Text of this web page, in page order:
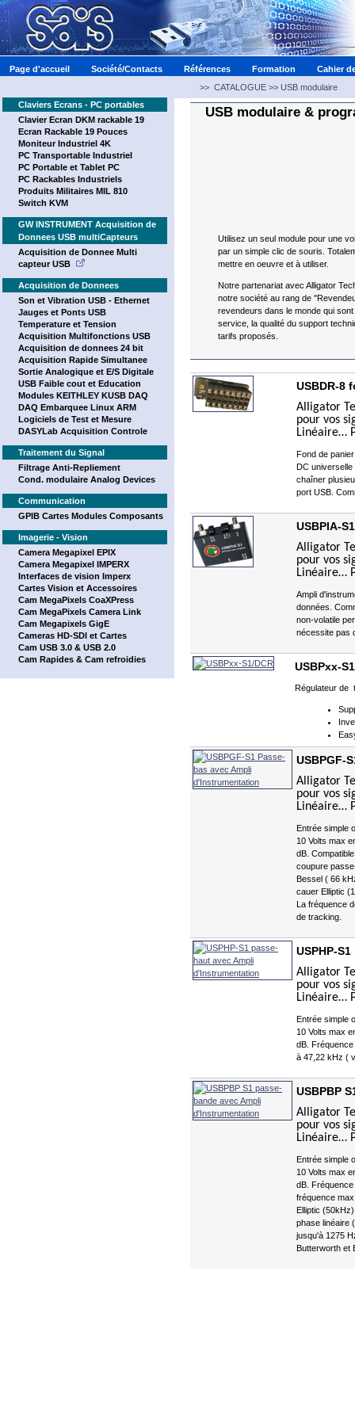
Page d'accueil Société/Contacts Références Formation
Cahier
>> CATALOGUE >> USB modulaire
Claviers Ecrans - PC portables
Clavier Ecran DKM rackable 19
Ecran Rackable 19 Pouces
Moniteur Industriel 4K
PC Transportable Industriel
PC Portable et Tablet PC
PC Rackables Industriels
Produits Militaires MIL 810
Switch KVM
GW INSTRUMENT Acquisition de
Donnees USB multiCapteurs
Acquisition de Donnee Multi
capteur USB
Acquisition de Donnees
Son et Vibration USB - Ethernet
Jauges et Ponts USB
Temperature et Tension
Acquisition Multifonctions USB
Acquisition de donnees 24 bit
Acquisition Rapide Simultanee
Sortie Analogique et E/S Digitale
USB Faible cout et Education
Modules KEITHLEY KUSB DAQ
DAQ Embarquee Linux ARM
Logiciels de Test et Mesure
DASYLab Acquisition Controle
Traitement du Signal
Filtrage Anti-Repliement
Cond. modulaire Analog Devices
Communication
GPIB Cartes Modules Composants
Imagerie - Vision
Camera Megapixel EPIX
Camera Megapixel IMPERX
Interfaces de vision Imperx
Cartes Vision et Accessoires
Cam MegaPixels CoaXPress
Cam MegaPixels Camera Link
Cam Megapixels GigE
Cameras HD-SDI et Cartes
Cam USB 3.0 & USB 2.0
Cam Rapides & Cam refroidies
USB modulaire &
Utilisez un seul module pour une
par un simple clic de souris.
mettre en oeuvre et à utiliser.
Notre partenariat avec Alligator
notre société au rang de
revendeurs dans le monde qui
service, la qualité du support
tarifs proposés.
USBDR-8
Alligator
pour vos
Linéaire…
Fond de
DC universelle
chaîner
port USB.
USBPIA-
Alligator
pour vos
Linéaire…
Ampli
données.
non-volatile
nécessite pas
USBPxx-
Régulateur de
USBPGF-
Alligator
pour vos
Linéaire…
Entrée simple
10 Volts max
dB.
coupure
Bessel ( 66
cauer Elliptic
La fréquence
de tracking.
USPHP-
Alligator
pour vos
Linéaire…
Entrée simple
10 Volts max
dB.
à 47,22 kHz (
USBPBP
Alligator
pour vos
Linéaire…
Entrée simple
10 Volts max
dB.
fréquence
Elliptic
phase linéaire
jusqu'à 1275
Butterworth et